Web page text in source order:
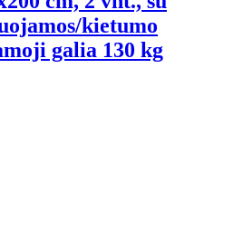
kietumo
galia 130 kg